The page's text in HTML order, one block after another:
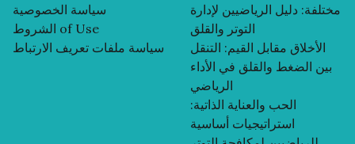
سياسة الخصوصية
الشروط of Use
سياسة ملفات تعريف الارتباط
مختلفة: دليل الرياضيين لإدارة
التوتر والقلق
الأخلاق مقابل القيم: التنقل
بين الضغط والقلق في الأداء
الرياضي
الحب والعناية الذاتية:
استراتيجيات أساسية